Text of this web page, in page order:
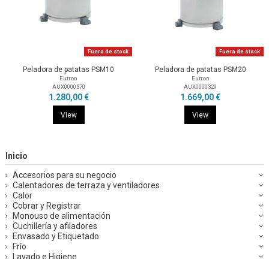
Fuera de stock
Peladora de patatas PSM10
Eutron
AUX0000370
1.280,00 €
View
Fuera de stock
Peladora de patatas PSM20
Eutron
AUX0000329
1.669,00 €
View
Inicio
Accesorios para su negocio
Calentadores de terraza y ventiladores
Calor
Cobrar y Registrar
Monouso de alimentación
Cuchillería y afiladores
Envasado y Etiquetado
Frío
Lavado e Higiene